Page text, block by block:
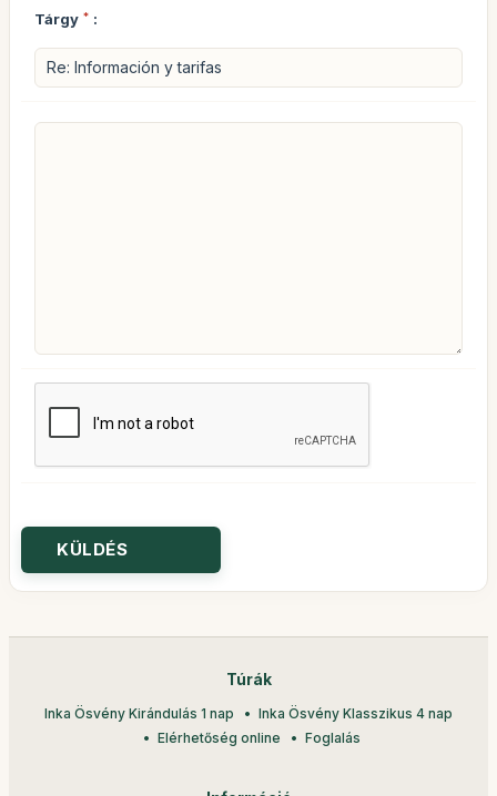
Tárgy * :
Túrák
Inka Ösvény Kirándulás 1 nap
Inka Ösvény Klasszikus 4 nap
Elérhetőség online
Foglalás